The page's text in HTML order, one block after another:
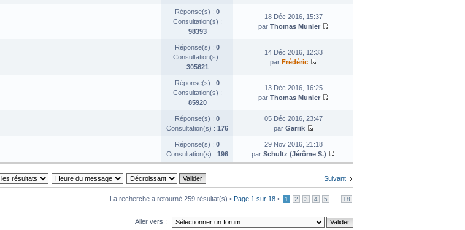
Réponse(s) : 0
Consultation(s) :
98393
18 Déc 2016, 15:37
par Thomas Munier
Réponse(s) : 0
Consultation(s) :
305621
14 Déc 2016, 12:33
par Frédéric
Réponse(s) : 0
Consultation(s) :
85920
13 Déc 2016, 16:25
par Thomas Munier
Réponse(s) : 0
Consultation(s) : 176
05 Déc 2016, 23:47
par Garrik
Réponse(s) : 0
Consultation(s) : 196
29 Nov 2016, 21:18
par Schultz (Jérôme S.)
Suivant
La recherche a retourné 259 résultat(s) • Page 1 sur 18 • 1 2 3 4 5 18
Aller vers :